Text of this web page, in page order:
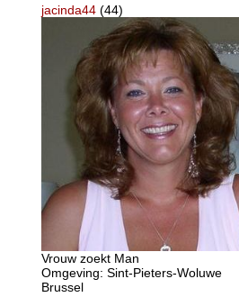
jacinda44 (44)
Vrouw zoekt Man
Omgeving: Sint-Pieters-Woluwe
Brussel